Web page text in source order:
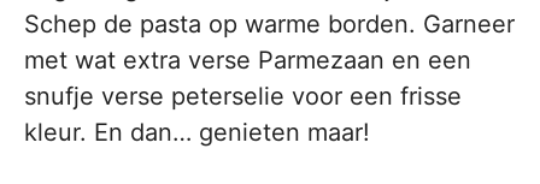
Schep de pasta op warme borden. Garneer
met wat extra verse Parmezaan en een
snufje verse peterselie voor een frisse
kleur. En dan… genieten maar!